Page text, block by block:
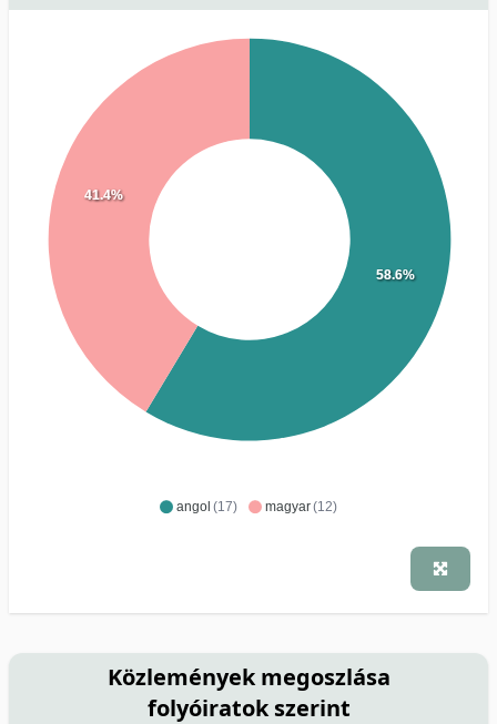
angol (17) magyar(12)
58.6%
41.4%
Közlemények megoszlása
folyóiratok szerint